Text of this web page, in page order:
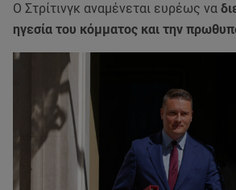
Ο Στρίτινγκ αναμένεται ευρέως να
ηγεσία του κόμματος και την